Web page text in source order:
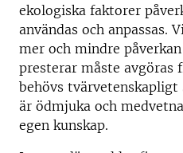
ekologiska faktorer
användas och anpassas.
mer och mindre
presterar måste
behövs tvärvetenskapligt
är ödmjuka och
egen kunskap.